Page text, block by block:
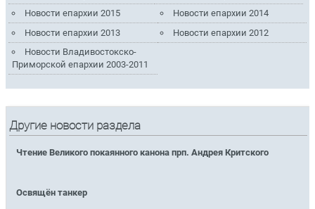
Новости епархии 2015
Новости епархии 2014
Новости епархии 2013
Новости епархии 2012
Новости Владивостокско-
Приморской епархии 2003-2011
Другие новости раздела
Чтение Великого покаянного канона прп. Андрея Критского
Освящён танкер